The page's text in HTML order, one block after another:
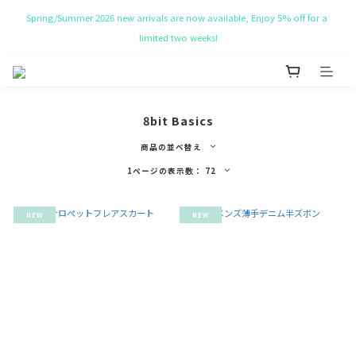
NT$ 50 Coupon for New membership
Spring/Summer 2026 new arrivals are now available, Enjoy 5% off for a
limited two weeks!
8bit Basics
商品の並べ替え
1ページの表示数： 72
NEW NEW